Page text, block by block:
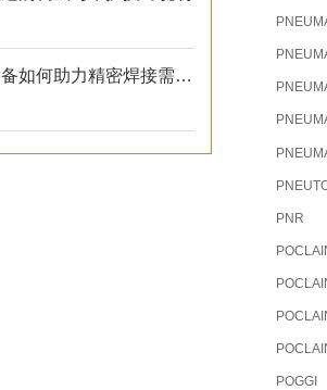
Fronius焊接设备如何助力精密焊接需求？
PNR
POGGI